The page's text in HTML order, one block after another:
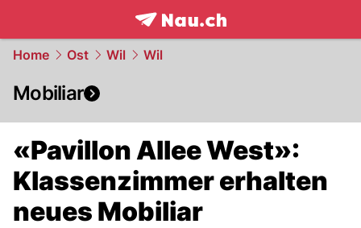
frontpage.NAU.ch
Home Ost Wil Wil
Mobiliar
«Pavillon Allee West»:
Klassenzimmer erhalten
neues Mobiliar